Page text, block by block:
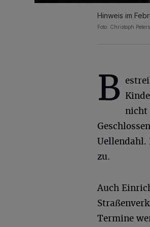
Hinweis im
Foto: Christoph
B
nicht
Uellendahl.
zu.
Auch
Termine